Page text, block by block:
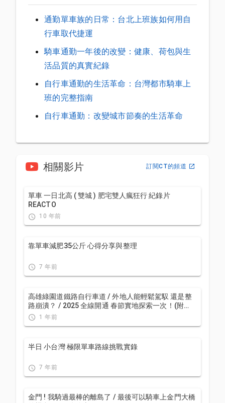
通勤單車族的日常：台北上班族如何用自
行車取代捷運
騎車通勤一年後的改變：健康、荷包與生
活品質的真實紀錄
自行車通勤的生活革命：台灣都市騎車上
班的完整指南
自行車通勤：改變城市節奏的生活革命
相關影片 訂閱CT的頻道
單車 一日北高 ( 雙城 ) 肥宅雙人瘋狂行 紀錄片
REACTO
10 年前
靠單車減肥35公斤 心得分享與整理
7 年前
高雄綠園道鐵路自行車道 / 外地人能輕鬆駕馭 還是整
路崩潰？ / 2025 全線開通 春節實地探索一次！(附
GPS連結）/ 公路車 / CT Yeh
1 年前
半日 小台灣 極限單車路線挑戰實錄
7 年前
金門 ! 我騎過最棒的離島了 / 最後可以騎車上金門大橋